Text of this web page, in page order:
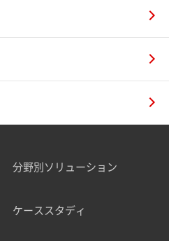
分野別ソリューション
ケーススタディ